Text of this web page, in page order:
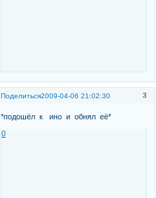
Поделиться 3
2009-04-06 21:02:30
*подошёл к ино и обнял её*
0